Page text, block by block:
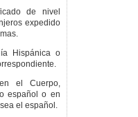
de nivel
expedido
Hispánica o
el Cuerpo,
español o en
el español.